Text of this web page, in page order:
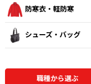
防寒衣・軽防寒
シューズ・バッグ
職種から選ぶ